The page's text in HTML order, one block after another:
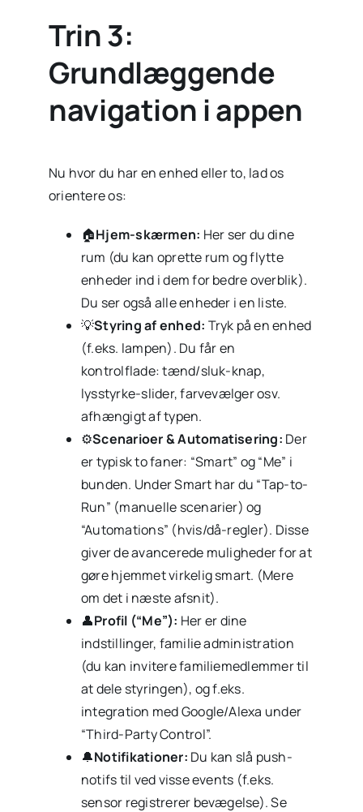
Trin 3:
Grundlæggende
navigation i appen
Nu hvor du har en enhed eller to, lad os
orientere os:
🏠Hjem-skærmen: Her ser du dine
rum (du kan oprette rum og flytte
enheder ind i dem for bedre overblik).
Du ser også alle enheder i en liste.
💡Styring af enhed: Tryk på en enhed
(f.eks. lampen). Du får en
kontrolflade: tænd/sluk-knap,
lysstyrke-slider, farvevælger osv.
afhængigt af typen.
⚙️Scenarioer & Automatisering: Der
er typisk to faner: “Smart” og “Me” i
bunden. Under Smart har du “Tap-to-
Run” (manuelle scenarier) og
“Automations” (hvis/då-regler). Disse
giver de avancerede muligheder for at
gøre hjemmet virkelig smart. (Mere
om det i næste afsnit).
👤Profil (“Me”): Her er dine
indstillinger, familie administration
(du kan invitere familiemedlemmer til
at dele styringen), og f.eks.
integration med Google/Alexa under
“Third-Party Control”.
🔔Notifikationer: Du kan slå push-
notifs til ved visse events (f.eks.
sensor registrerer bevægelse). Se